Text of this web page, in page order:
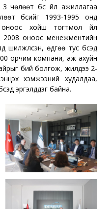
чөлөөт бүс үйл ажиллагаа
бүсийг 1993-1995 онд
хойш тогтмол үйл
2008 оноос менежментийн
өдгөө тус бүсэд
орчим компани, аж ахуйн
бий болгож, жилдээ 2-
хэмжээний худалдаа,
эргэлддэг байна.